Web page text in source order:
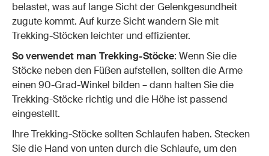
belastet, was auf lange Sicht der Gelenkgesundheit
zugute kommt. Auf kurze Sicht wandern Sie mit
Trekking-Stöcken leichter und effizienter.
So verwendet man Trekking-Stöcke: Wenn Sie die
Stöcke neben den Füßen aufstellen, sollten die Arme
einen 90-Grad-Winkel bilden – dann halten Sie die
Trekking-Stöcke richtig und die Höhe ist passend
eingestellt.
Ihre Trekking-Stöcke sollten Schlaufen haben. Stecken
Sie die Hand von unten durch die Schlaufe, um den